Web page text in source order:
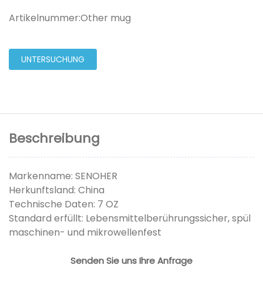
Artikelnummer:Other mug
UNTERSUCHUNG
Beschreibung
Markenname: SENOHER
Herkunftsland: China
Technische Daten: 7 OZ
Standard erfüllt: Lebensmittelberührungssicher, spül
maschinen- und mikrowellenfest
Senden Sie uns Ihre Anfrage